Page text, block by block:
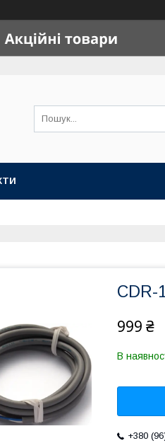
CDR-
999 ₴
В
+380